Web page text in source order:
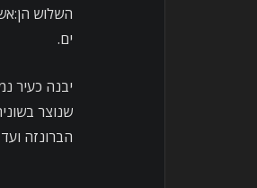
השלוש
ים.
יבנה כעיר
שנוצר
הברונזה